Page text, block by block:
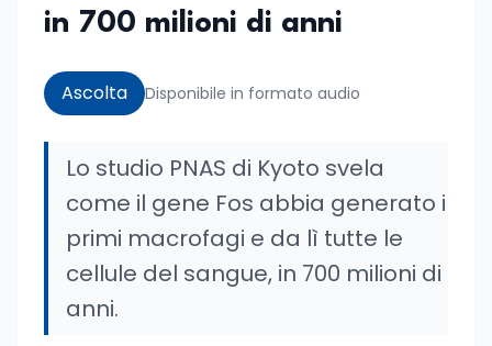
in 700 milioni di anni
Ascolta Disponibile in formato audio
Lo studio PNAS di Kyoto svela
come il gene Fos abbia generato i
primi macrofagi e da lì tutte le
cellule del sangue, in 700 milioni di
anni.